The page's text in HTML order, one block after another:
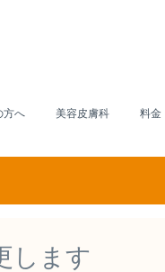
方へ 美容皮膚科 料金
します